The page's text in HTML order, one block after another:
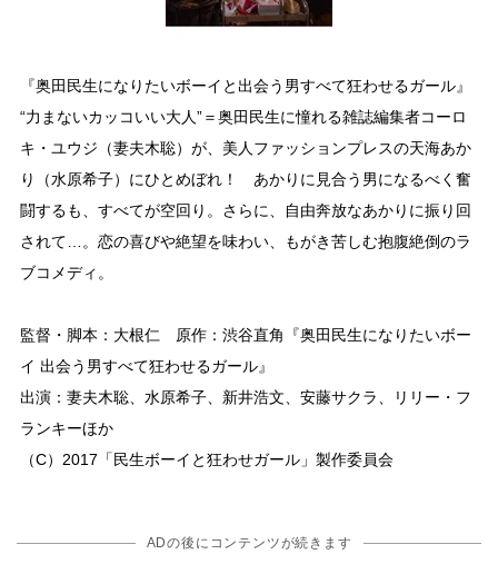
『奥田民生になりたいボーイと出会う男すべて狂わせるガール』
“力まないカッコいい大人”＝奥田民生に憧れる雑誌編集者コーロ
キ・ユウジ（妻夫木聡）が、美人ファッションプレスの天海あか
り（水原希子）にひとめぼれ！ あかりに見合う男になるべく奮
闘するも、すべてが空回り。さらに、自由奔放なあかりに振り回
されて…。恋の喜びや絶望を味わい、もがき苦しむ抱腹絶倒のラ
ブコメディ。
監督・脚本：大根仁 原作：渋谷直角『奥田民生になりたいボー
イ 出会う男すべて狂わせるガール』
出演：妻夫木聡、水原希子、新井浩文、安藤サクラ、リリー・フ
ランキーほか
（C）2017「民生ボーイと狂わせガール」製作委員会
ADの後にコンテンツが続きます